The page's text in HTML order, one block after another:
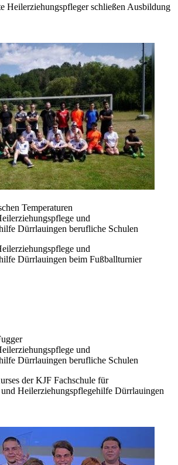
Heilerziehungspfleger schließen Ausbildung
Temperaturen
und
Dürrlauingen berufliche Schulen
und
Dürrlauingen beim Fußballturnier
und
Dürrlauingen berufliche Schulen
der KJF Fachschule für
Heilerziehungspflegehilfe Dürrlauingen